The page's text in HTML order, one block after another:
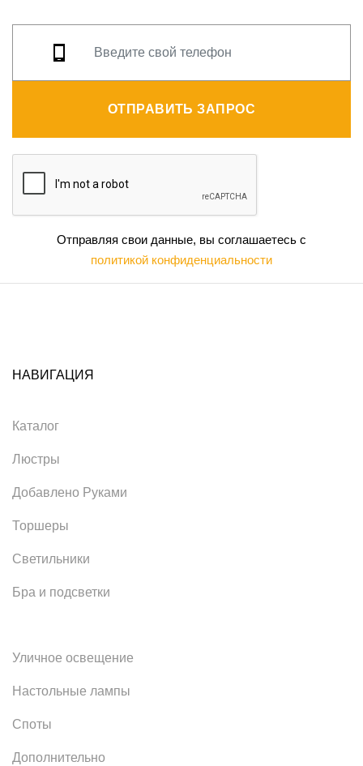
ОТПРАВИТЬ ЗАПРОС
Отправляя свои данные, вы соглашаетесь с
политикой конфиденциальности
НАВИГАЦИЯ
Каталог
Люстры
Добавлено Руками
Торшеры
Светильники
Бра и подсветки
Уличное освещение
Настольные лампы
Споты
Дополнительно